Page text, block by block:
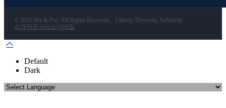
© 2026 Biz & Pro. All Rights Reserved. · Liberty, Diversity, Solidarity
소개 자문서비스이메일
Default
Dark